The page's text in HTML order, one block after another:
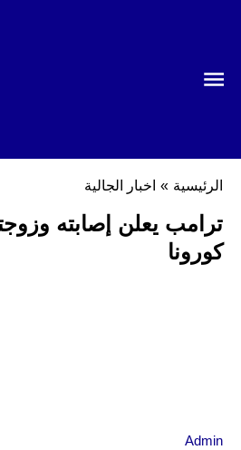
الرئيسية » اخبار الجالية
ترامب يعلن إصابته
كورونا
Admin